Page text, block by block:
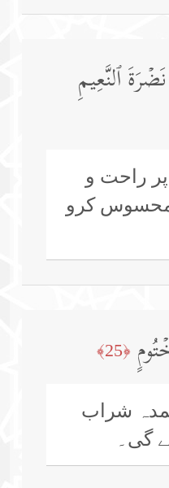
ٱلنَّعِیمِ
راحت و
محسوس کرو
﴿25﴾
شراب
گی۔